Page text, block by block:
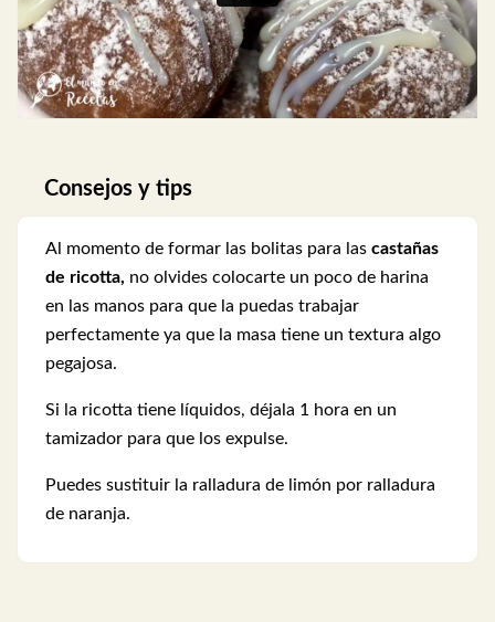
Consejos y tips
Al momento de formar las bolitas para las castañas
de ricotta, no olvides colocarte un poco de harina
en las manos para que la puedas trabajar
perfectamente ya que la masa tiene un textura algo
pegajosa.
Si la ricotta tiene líquidos, déjala 1 hora en un
tamizador para que los expulse.
Puedes sustituir la ralladura de limón por ralladura
de naranja.